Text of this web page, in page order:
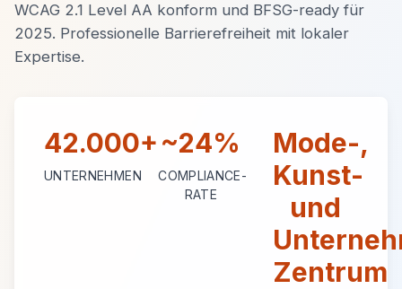
WCAG 2.1 Level AA konform und BFSG-ready für
2025. Professionelle Barrierefreiheit mit lokaler
Expertise.
42.000+
UNTERNEHMEN
~24%
COMPLIANCE-
RATE
Mode-,
Kunst-
und
Zentrum